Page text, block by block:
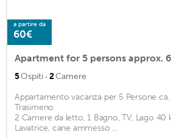
a partire da
60€
Apartment for 5 persons approx.
5Ospiti · 2Camere
Appartamento vacanza per 5 Persone ca.
Trasimeno
2 Camere da letto, 1 Bagno, TV, Lago 40
Lavatrice, cane ammesso ...